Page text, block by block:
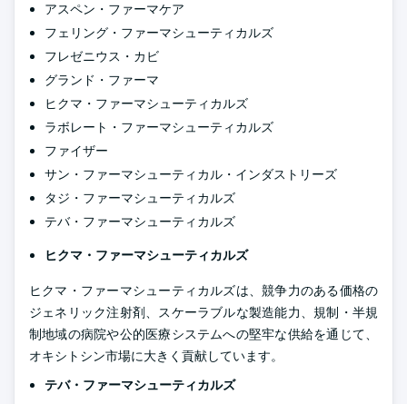
アスペン・ファーマケア
フェリング・ファーマシューティカルズ
フレゼニウス・カビ
グランド・ファーマ
ヒクマ・ファーマシューティカルズ
ラボレート・ファーマシューティカルズ
ファイザー
サン・ファーマシューティカル・インダストリーズ
タジ・ファーマシューティカルズ
テバ・ファーマシューティカルズ
ヒクマ・ファーマシューティカルズ
ヒクマ・ファーマシューティカルズは、競争力のある価格の
ジェネリック注射剤、スケーラブルな製造能力、規制・半規
制地域の病院や公的医療システムへの堅牢な供給を通じて、
オキシトシン市場に大きく貢献しています。
テバ・ファーマシューティカルズ